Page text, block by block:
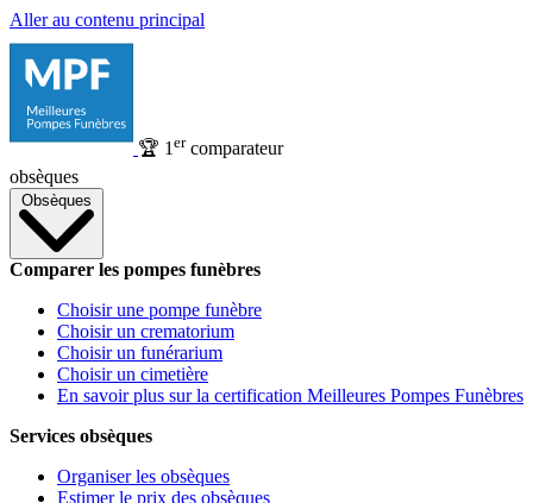
Aller au contenu principal
🏆 1 ercomparateur
obsèques
Obsèques
Comparer les pompes funèbres
Choisir une pompe funèbre
Choisir un crematorium
Choisir un funérarium
Choisir un cimetière
En savoir plus sur la certification Meilleures Pompes Funèbres
Services obsèques
Organiser les obsèques
Estimer le prix des obsèques